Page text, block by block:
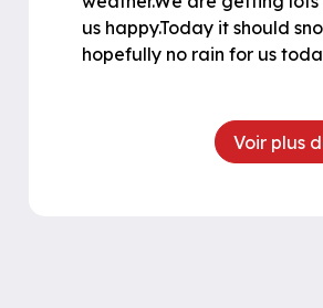
us happy.Today it should
hopefully no rain for us
Voir plus